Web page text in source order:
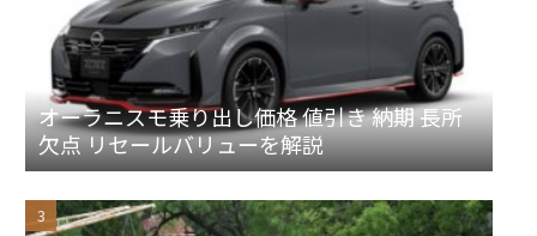
オーラニスモ乗り出し価格 値引き 納期 長所
欠点 リセールバリューを解説